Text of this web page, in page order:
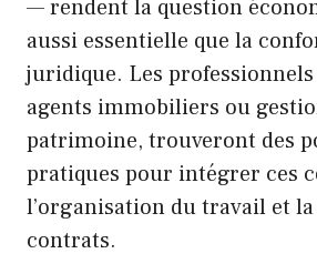
— rendent la question
aussi essentielle que la
juridique. Les
agents immobiliers ou
patrimoine, trouveront des
pratiques pour intégrer ces
l’organisation du travail et
contrats.